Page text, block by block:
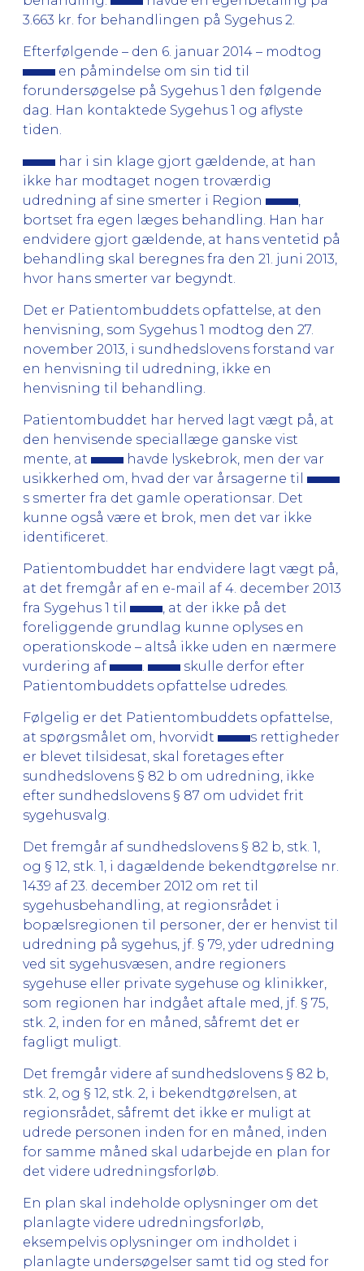
3.663 kr. for behandlingen på Sygehus 2.
Efterfølgende – den 6. januar 2014 – modtog
en påmindelse om sin tid til
forundersøgelse på Sygehus 1 den følgende
dag. Han kontaktede Sygehus 1 og aflyste
tiden.
har i sin klage gjort gældende, at han
ikke har modtaget nogen troværdig
udredning af sine smerter i Region
bortset fra egen læges behandling. Han har
endvidere gjort gældende, at hans ventetid på
behandling skal beregnes fra den 21. juni 2013,
hvor hans smerter var begyndt.
Det er Patientombuddets opfattelse, at den
henvisning, som Sygehus 1 modtog den 27.
november 2013, i sundhedslovens forstand var
en henvisning til udredning, ikke en
henvisning til behandling.
Patientombuddet har herved lagt vægt på, at
den henvisende speciallæge ganske vist
mente, at
havde lyskebrok, men der var
usikkerhed om, hvad der var årsagerne til
s smerter fra det gamle operationsar. Det
kunne også være et brok, men det var ikke
identificeret.
Patientombuddet har endvidere lagt vægt på,
at det fremgår af en e-mail af 4. december 2013
fra Sygehus 1 til
, at der ikke på det
foreliggende grundlag kunne oplyses en
operationskode – altså ikke uden en nærmere
vurdering af
skulle derfor efter
Patientombuddets opfattelse udredes.
Følgelig er det Patientombuddets opfattelse,
at spørgsmålet om, hvorvidt
s rettigheder
er blevet tilsidesat, skal foretages efter
sundhedslovens § 82 b om udredning, ikke
efter sundhedslovens § 87 om udvidet frit
sygehusvalg.
Det fremgår af sundhedslovens § 82 b, stk. 1,
og § 12, stk. 1, i dagældende bekendtgørelse nr.
1439 af 23. december 2012 om ret til
sygehusbehandling, at regionsrådet i
bopælsregionen til personer, der er henvist til
udredning på sygehus, jf. § 79, yder udredning
ved sit sygehusvæsen, andre regioners
sygehuse eller private sygehuse og klinikker,
som regionen har indgået aftale med, jf. § 75,
stk. 2, inden for en måned, såfremt det er
fagligt muligt.
Det fremgår videre af sundhedslovens § 82 b,
stk. 2, og § 12, stk. 2, i bekendtgørelsen, at
regionsrådet, såfremt det ikke er muligt at
udrede personen inden for en måned, inden
for samme måned skal udarbejde en plan for
det videre udredningsforløb.
En plan skal indeholde oplysninger om det
planlagte videre udredningsforløb,
eksempelvis oplysninger om indholdet i
planlagte undersøgelser samt tid og sted for